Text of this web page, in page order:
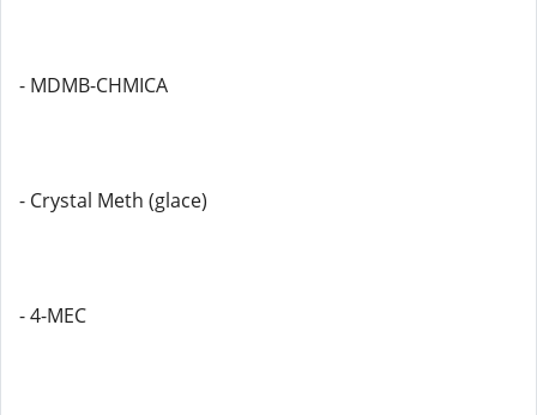
- MDMB-CHMICA
- Crystal Meth (glace)
- 4-MEC